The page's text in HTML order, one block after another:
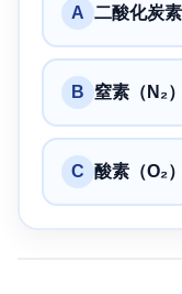
A 二酸化炭素
B 窒素（N₂）
C 酸素（O₂）